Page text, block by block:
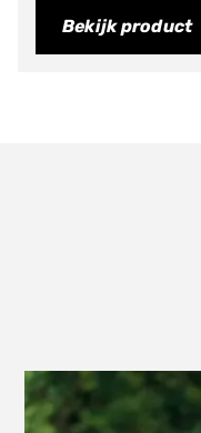
Bekijk product